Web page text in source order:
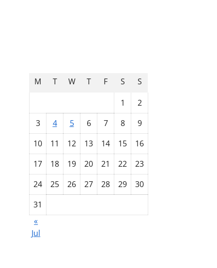
M T W T F S
S
1
2
3
4 5 6 7 8
9
10
11 12 13 14 15
16
17
18 19 20 21 22
23
24
25 26 27 28 29
30
31
«
Jul